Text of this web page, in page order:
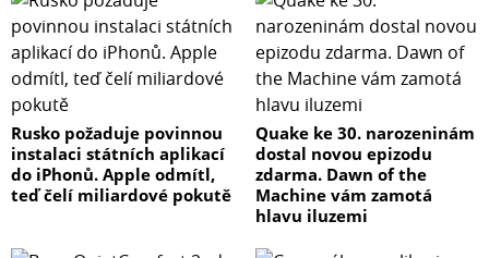
Rusko požaduje povinnou
instalaci státních aplikací
do iPhonů. Apple odmítl,
teď čelí miliardové pokutě
Quake ke 30. narozeninám
dostal novou epizodu
zdarma. Dawn of the
Machine vám zamotá
hlavu iluzemi